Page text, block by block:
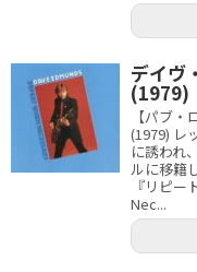
デイヴ
(1979)
【パブ
(1979) レ
に誘われ
ルに移籍
『リピ
Nec...